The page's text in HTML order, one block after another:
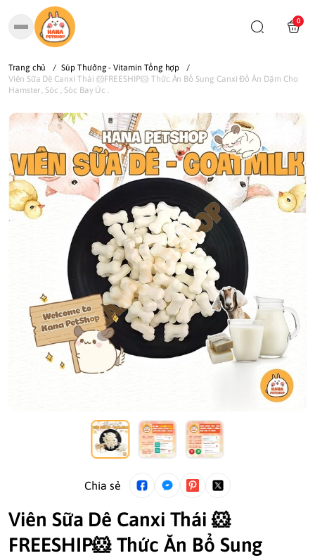
0
Trang chủ / Súp Thưởng - Vitamin Tổng hợp
/
Viên Sữa Dê Canxi Thái 🐹FREESHIP🐹 Thức Ăn Bổ Sung Canxi Đồ Ăn Dặm Cho
Hamster , Sóc , Sóc Bay Úc .
Chia sẻ
Viên Sữa Dê Canxi Thái 🐹
FREESHIP🐹 Thức Ăn Bổ Sung